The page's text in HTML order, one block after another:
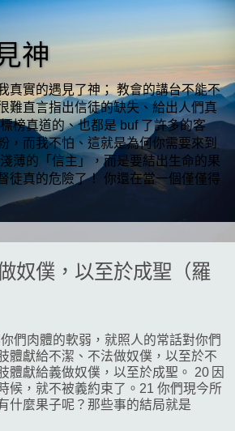
神
真實的遇見了神； 教會的講台不能不
難直言指出信徒的缺失、給出人們真
榜真道的、也都是 buf 了許多的客
，而我不怕、這就是為何你需要來到
薄的「信主」，而是要結出生命的果
徒真的危險了！ 你還在當一個僅僅得
奴僕，以至於成聖（羅
們肉體的軟弱，就照人的常話對你們
體獻給不潔、不法做奴僕，以至於不
體獻給義做奴僕，以至於成聖。 20 因
候，就不被義約束了。21 你們現今所
什麼果子呢？那些事的結局就是